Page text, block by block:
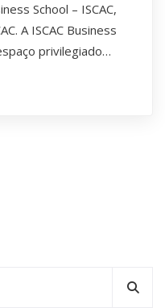
School – ISCAC,
A ISCAC Business
privilegiado…